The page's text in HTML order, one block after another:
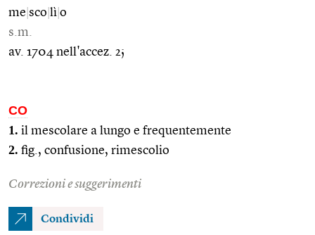
me sco lì o
s.m.
av. 1704 nell'accez. 2;
CO
1. il mescolare a lungo e frequentemente
2. fig., confusione, rimescolio
Correzioni e suggerimenti
Condividi